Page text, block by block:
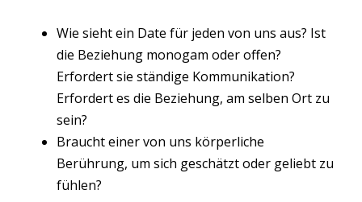
Wie sieht ein Date für jeden von uns aus? Ist
die Beziehung monogam oder offen?
Erfordert sie ständige Kommunikation?
Erfordert es die Beziehung, am selben Ort zu
sein?
Braucht einer von uns körperliche
Berührung, um sich geschätzt oder geliebt zu
fühlen?